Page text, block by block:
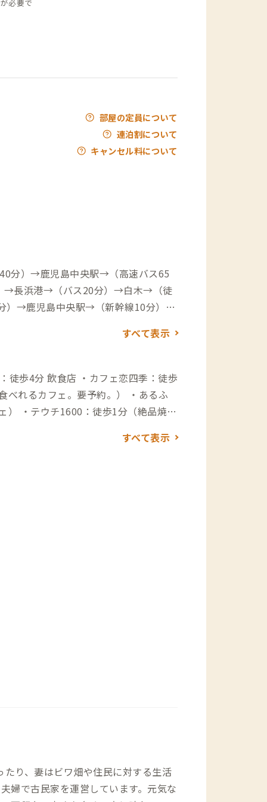
必要で
部屋の定員について
連泊割について
キャンセル料について
）→鹿児島中央駅→（高速バス65
→長浜港→（バス20分）→白木→（徒
→鹿児島中央駅→（新幹線10分）→
いる方は参考にしてください
すべて表示
恋四季：徒歩
べれるカフェ。要予約。） ・あるふ
） ・テウチ1600：徒歩1分（絶品焼鳥
。要予約。） ・焼肉 吉兵衛：徒歩6
すべて表示
り、妻はビワ畑や住民に対する生活
婦で古民家を運営しています。元気な